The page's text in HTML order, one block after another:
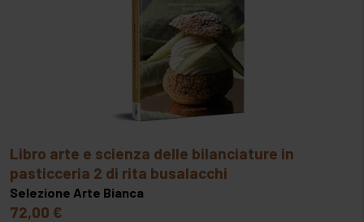
libro arte e scienza delle bilanciature in
pasticceria 2 di rita busalacchi
Selezione Arte Bianca
72,00 €